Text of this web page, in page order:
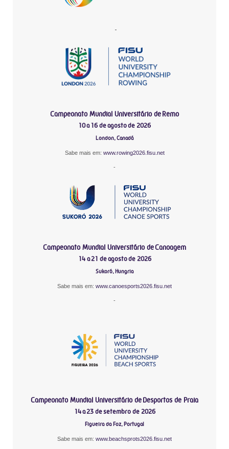
-
Campeonato Mundial Universitário de Remo
10 a 16 de agosto de 2026
London, Canadá
Sabe mais em: www.rowing2026.fisu.net
-
Campeonato Mundial Universitário de Canoagem
14 a 21 de agosto de 2026
Sukoró, Hungria
Sabe mais em: www.canoesports2026.fisu.net
-
Campeonato Mundial Universitário de Desportos de Praia
14 a 23 de setembro de 2026
Figueira da Foz, Portugal
Sabe mais em: www.beachsprots2026.fisu.net